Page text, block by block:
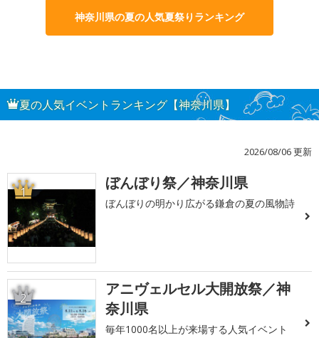
神奈川県の夏の人気夏祭りランキング
夏の人気イベントランキング【神奈川県】
2026/08/06 更新
1 ぼんぼり祭／神奈川県
ぼんぼりの明かり広がる鎌倉の夏の風物詩
2
アニヴェルセル大開放祭／神
奈川県
毎年1000名以上が来場する人気イベント